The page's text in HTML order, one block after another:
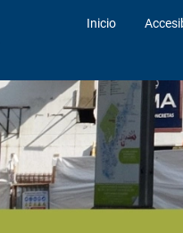
Inicio